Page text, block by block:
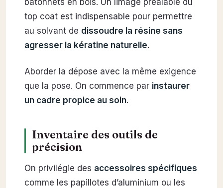
top coat est indispensable pour permettre
au solvant de dissoudre la résine sans
agresser la kératine naturelle.
Aborder la dépose avec la même exigence
que la pose. On commence par instaurer
un cadre propice au soin.
Inventaire des outils de
précision
On privilégie des accessoires spécifiques
comme les papillotes d’aluminium ou les